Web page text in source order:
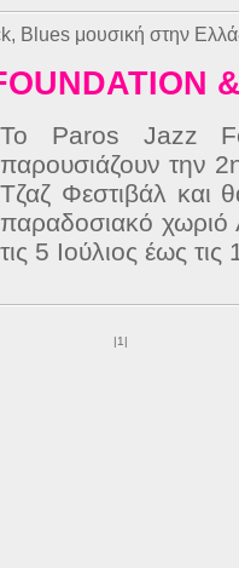
Blues μουσική στην
Το Paros Jazz
παρουσιάζουν την
Τζαζ Φεστιβάλ και
παραδοσιακό
τις 5 Ιούλιος έως
|1 |